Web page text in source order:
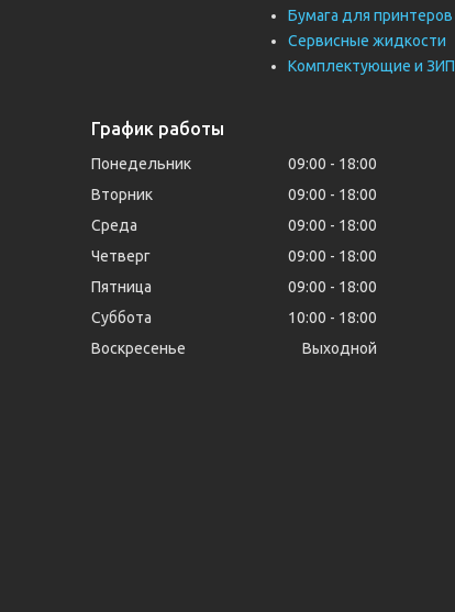
Бумага для принтеров
Сервисные жидкости
Комплектующие и ЗИП
График работы
Понедельник 09:00
18:00
Вторник
09:00
18:00
Среда
09:00
18:00
Четверг
09:00
18:00
Пятница
09:00
18:00
Суббота
10:00
18:00
Воскресенье
Выходной